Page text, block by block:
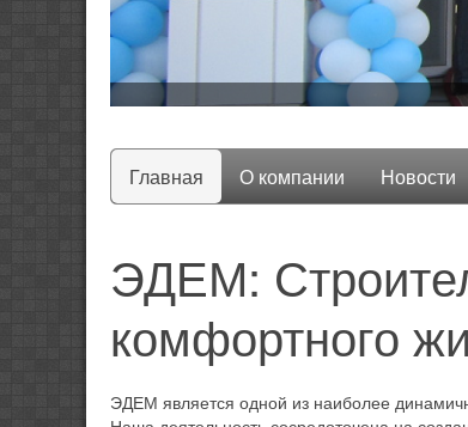
Главная О компании Новости
ЭДЕМ:
комфортного
ЭДЕМ является одной из наиболее